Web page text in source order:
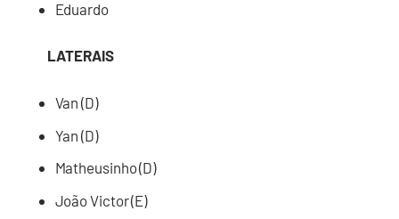
Eduardo
LATERAIS
Van (D)
Yan (D)
Matheusinho (D)
João Victor (E)